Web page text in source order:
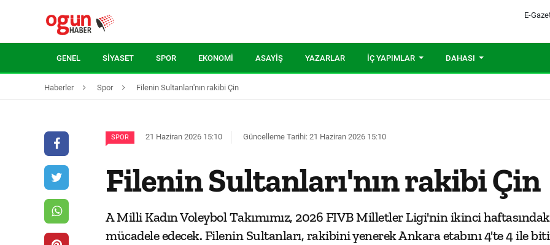
E-
GENEL SIYASET SPOR EKONOMI ASAYIŞ YAZARLAR İÇ YAPIMLAR DAHASI
Haberler Spor Filenin Sultanları'nın rakibi Çin
SPOR 21 Haziran 2026 15:10 Güncelleme Tarihi: 21 Haziran 2026 15:10
Filenin Sultanları'nın rakibi Çin
A Milli Kadın Voleybol Takımımız, 2026 FIVB Milletler Ligi'nin ikinci
mücadele edecek. Filenin Sultanları, rakibini yenerek Ankara etabını 4'te 4 ile